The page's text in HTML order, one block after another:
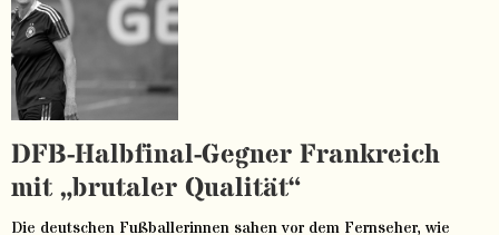
DFB-Halbfinal-Gegner Frankreich
mit „brutaler Qualität“
Die deutschen Fußballerinnen sahen vor dem Fernseher, wie